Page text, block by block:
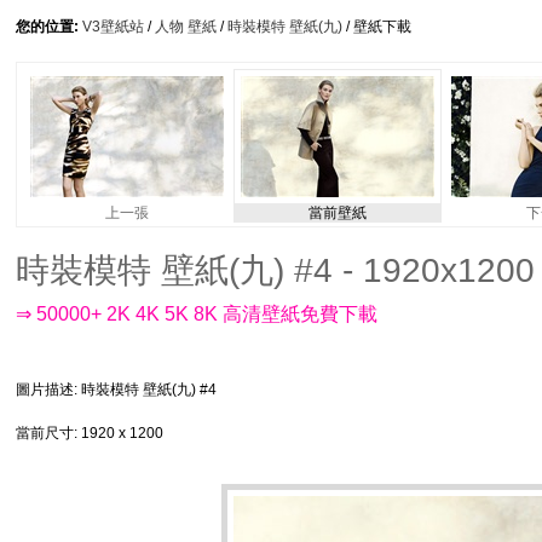
您的位置: V3壁紙站 / 人物 壁紙 /時裝模特 壁紙(九) / 壁紙下載
上一張 當前壁紙
時裝模特 壁紙(九) #4 - 1920x1200
⇒ 50000+ 2K 4K 5K 8K 高清壁紙免費下載
圖片描述: 時裝模特 壁紙(九) #4
當前尺寸: 1920 x 1200